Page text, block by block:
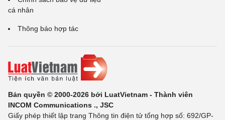
cá nhân
Thông báo hợp tác
Bản quyền © 2000-2026 bởi LuatVietnam - Thành viên
INCOM Communications ., JSC
Giấy phép thiết lập trang Thông tin điện tử tổng hợp số: 692/GP-